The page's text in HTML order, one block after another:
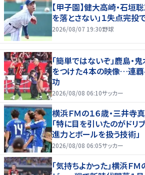
【甲子園】健大高崎・石垣
を落とさない」１失点完投
2026/08/07 19:30野球
「簡単ではないぞ」鹿島・
をつけた４本の映像…連
功
2026/08/08 06:10サッカー
横浜ＦＭの１６歳・三井
「特に目を引いたのがド
進力とボールを扱う技術」
2026/08/08 06:05サッカー
「気持ちよかった」横浜Ｆ